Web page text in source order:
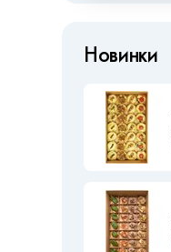
Новинки